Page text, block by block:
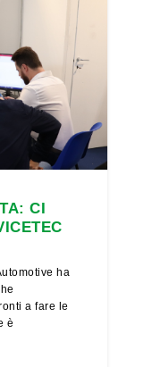
CI
ha
a fare le
è